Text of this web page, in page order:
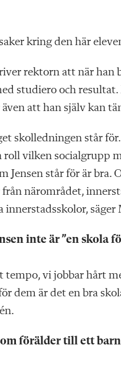
kring den här
rektorn att när han
studiero och
att han själv kan
skolledningen står
roll vilken socialgrupp
Jensen står för är bra.
närområdet,
säger
inte är ”en skola
vi jobbar hårt
dem är det en bra
förälder till ett